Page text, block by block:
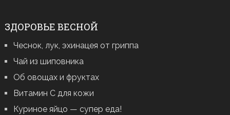
ЗДОРОВЬЕ ВЕСНОЙ
Чеснок, лук, эхинацея от гриппа
Чай из шиповника
Об овощах и фруктах
Витамин С для кожи
Куриное яйцо — супер еда!